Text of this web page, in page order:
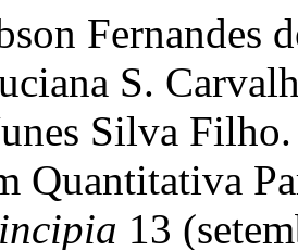
S.
Silva
Quantitativa
13